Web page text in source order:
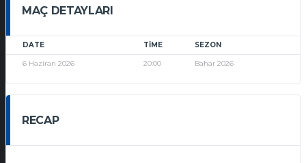
MAÇ DETAYLARI
DATE TIME SEZON
6 Haziran 2026 20:00 Bahar 2026
RECAP